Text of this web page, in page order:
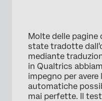
Molte delle
state tradotte
mediante
in Qualtrics
impegno per
automatiche
mai perfette. Il